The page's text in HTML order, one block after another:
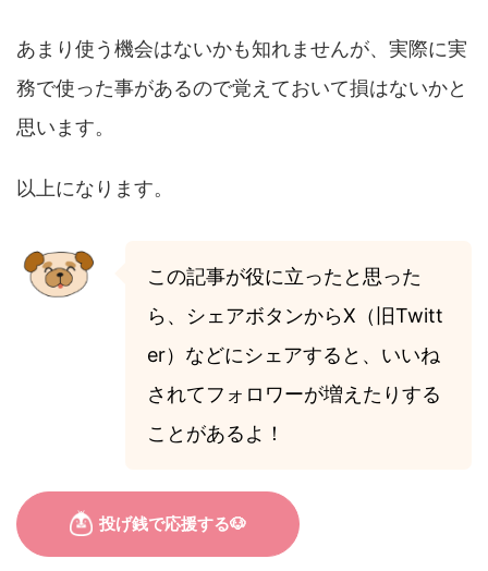
あまり使う機会はないかも知れませんが、実際に実
務で使った事があるので覚えておいて損はないかと
思います。
以上になります。
この記事が役に立ったと思った
ら、シェアボタンからX（旧Twitt
er）などにシェアすると、いいね
されてフォロワーが増えたりする
ことがあるよ！